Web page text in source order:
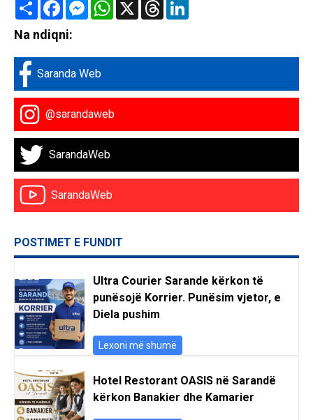
Na ndiqni:
Saranda Web
@sarandaweb
SarandaWeb
SarandaWeb
POSTIMET E FUNDIT
Ultra Courier Sarande kërkon të
punësojë Korrier. Punësim vjetor, e
Diela pushim
Lexoni më shumë
Hotel Restorant OASIS në Sarandë
kërkon Banakier dhe Kamarier